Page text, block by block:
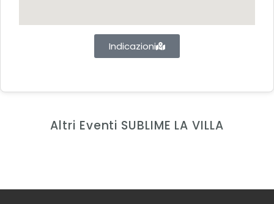
Indicazioni
Altri Eventi SUBLIME LA VILLA